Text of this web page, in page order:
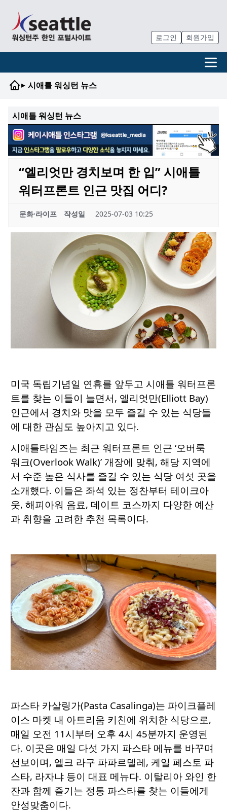
로그인 회원가입
▸ 시애틀 워싱턴 뉴스
시애틀 워싱턴 뉴스
“엘리엇만 경치보며 한 입” 시애틀
워터프론트 인근 맛집 어디?
문화·라이프 작성일 2025-07-03 10:25
미국 독립기념일 연휴를 앞두고 시애틀 워터프론
트를 찾는 이들이 늘면서, 엘리엇만(Elliott Bay)
인근에서 경치와 맛을 모두 즐길 수 있는 식당들
에 대한 관심도 높아지고 있다.
시애틀타임즈는 최근 워터프론트 인근 ‘오버룩
워크(Overlook Walk)’ 개장에 맞춰, 해당 지역에
서 수준 높은 식사를 즐길 수 있는 식당 여섯 곳을
소개했다. 이들은 좌석 있는 정찬부터 테이크아
웃, 해피아워 음료, 데이트 코스까지 다양한 예산
과 취향을 고려한 추천 목록이다.
파스타 카살링가(Pasta Casalinga)는 파이크플레
이스 마켓 내 아트리움 키친에 위치한 식당으로,
매일 오전 11시부터 오후 4시 45분까지 운영된
다. 이곳은 매일 다섯 가지 파스타 메뉴를 바꾸며
선보이며, 엘크 라구 파파르델레, 케일 페스토 파
스타, 라자냐 등이 대표 메뉴다. 이탈리아 와인 한
잔과 함께 즐기는 정통 파스타를 찾는 이들에게
안성맞춤이다.